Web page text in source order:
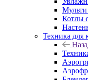
Котлы
Техника для